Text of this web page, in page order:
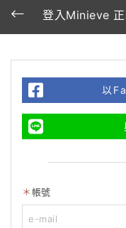
登入Minieve 正
以
帳號